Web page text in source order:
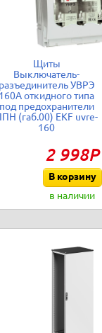
Щиты
Выключатель-
УВРЭ
откидного типа
предохранители
(габ.00) EKF uvre-
160
2 998Р
В корзину
в наличии